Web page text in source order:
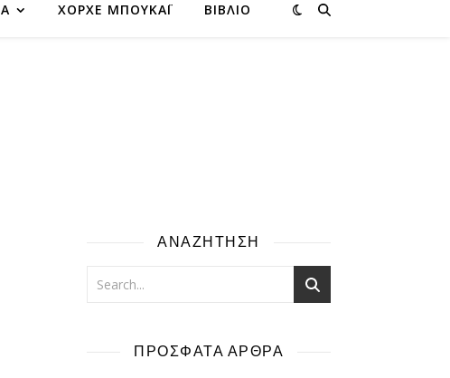
ΧΌΡΧΕ ΜΠΟΥΚΆΙ ΒΙΒΛΊΟ
ΑΝΑΖΗΤΗΣΗ
ΠΡΟΣΦΑΤΑ ΑΡΘΡΑ